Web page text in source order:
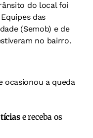
do local foi
das
(Semob) e de
no bairro.
ocasionou a queda
e receba os